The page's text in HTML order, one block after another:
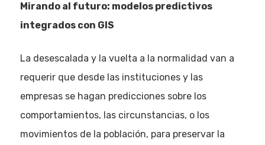
Mirando al futuro: modelos predictivos
integrados con GIS
La desescalada y la vuelta a la normalidad van a
requerir que desde las instituciones y las
empresas se hagan predicciones sobre los
comportamientos, las circunstancias, o los
movimientos de la población, para preservar la